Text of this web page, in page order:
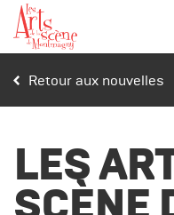
Retour aux nouvelles
LES
SCÈNE